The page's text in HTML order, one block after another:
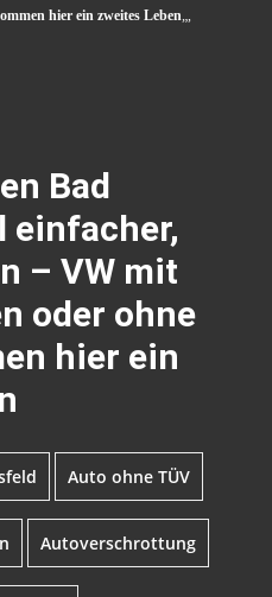
hier ein zweites Leben„,
Bad
einfacher,
– VW mit
oder ohne
hier ein
Auto ohne TÜV
Autoverschrottung